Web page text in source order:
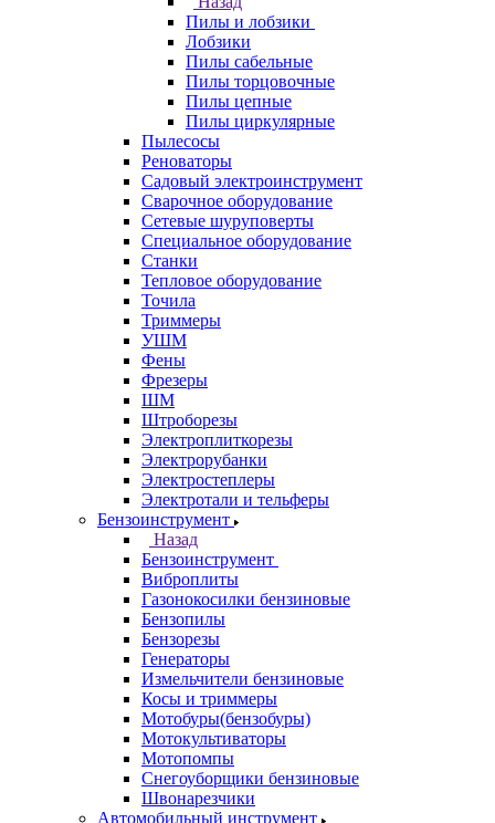
Пилы и лобзики
Лобзики
Пилы сабельные
Пилы торцовочные
Пилы цепные
Пилы циркулярные
Пылесосы
Реноваторы
Садовый электроинструмент
Сварочное оборудование
Сетевые шуруповерты
Специальное оборудование
Станки
Тепловое оборудование
Точила
Триммеры
УШМ
Фены
Фрезеры
ШМ
Штроборезы
Электроплиткорезы
Электрорубанки
Электростеплеры
Электротали и тельферы
Бензоинструмент
Назад
Бензоинструмент
Виброплиты
Газонокосилки бензиновые
Бензопилы
Бензорезы
Генераторы
Измельчители бензиновые
Косы и триммеры
Мотобуры(бензобуры)
Мотокультиваторы
Мотопомпы
Снегоуборщики бензиновые
Швонарезчики
Автомобильный инструмент